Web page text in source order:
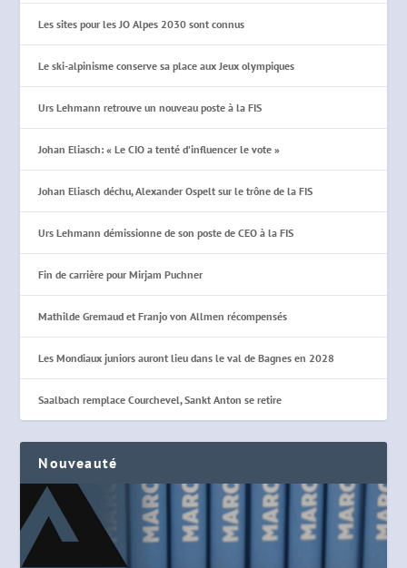
Les sites pour les JO Alpes 2030 sont connus
Le ski-alpinisme conserve sa place aux Jeux olympiques
Urs Lehmann retrouve un nouveau poste à la FIS
Johan Eliasch: « Le CIO a tenté d’influencer le vote »
Johan Eliasch déchu, Alexander Ospelt sur le trône de la FIS
Urs Lehmann démissionne de son poste de CEO à la FIS
Fin de carrière pour Mirjam Puchner
Mathilde Gremaud et Franjo von Allmen récompensés
Les Mondiaux juniors auront lieu dans le val de Bagnes en 2028
Saalbach remplace Courchevel, Sankt Anton se retire
Nouveauté